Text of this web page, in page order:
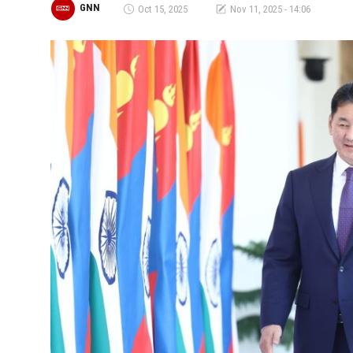
GNN Oct 15, 2025 Nov 11, 2025 - 14:06